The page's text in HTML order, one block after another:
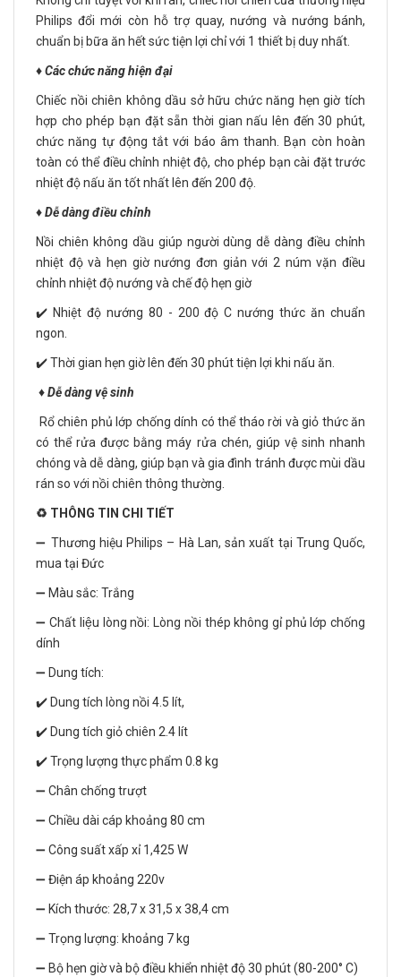
Philips đổi mới còn hỗ trợ quay, nướng và nướng bánh,
chuẩn bị bữa ăn hết sức tiện lợi chỉ với 1 thiết bị duy nhất.
♦️ Các chức năng hiện đại
Chiếc nồi chiên không dầu sở hữu chức năng hẹn giờ tích
hợp cho phép bạn đặt sẵn thời gian nấu lên đến 30 phút,
chức năng tự động tắt với báo âm thanh. Bạn còn hoàn
toàn có thể điều chỉnh nhiệt độ, cho phép bạn cài đặt trước
nhiệt độ nấu ăn tốt nhất lên đến 200 độ.
♦️ Dễ dàng điều chỉnh
Nồi chiên không dầu giúp người dùng dễ dàng điều chỉnh
nhiệt độ và hẹn giờ nướng đơn giản với 2 núm vặn điều
chỉnh nhiệt độ nướng và chế độ hẹn giờ
✔️ Nhiệt độ nướng 80 - 200 độ C nướng thức ăn chuẩn
ngon.
✔️ Thời gian hẹn giờ lên đến 30 phút tiện lợi khi nấu ăn.
♦️ Dễ dàng vệ sinh
Rổ chiên phủ lớp chống dính có thể tháo rời và giỏ thức ăn
có thể rửa được bằng máy rửa chén, giúp vệ sinh nhanh
chóng và dễ dàng, giúp bạn và gia đình tránh được mùi dầu
rán so với nồi chiên thông thường.
♻️ THÔNG TIN CHI TIẾT
➖ Thương hiệu Philips – Hà Lan, sản xuất tại Trung Quốc,
mua tại Đức
➖ Màu sắc: Trắng
➖ Chất liệu lòng nồi: Lòng nồi thép không gỉ phủ lớp chống
dính
➖ Dung tích:
✔️ Dung tích lòng nồi 4.5 lít,
✔️ Dung tích giỏ chiên 2.4 lít
✔️ Trọng lượng thực phẩm 0.8 kg
➖ Chân chống trượt
➖ Chiều dài cáp khoảng 80 cm
➖ Công suất xấp xỉ 1,425 W
➖ Điện áp khoảng 220v
➖ Kích thước: 28,7 x 31,5 x 38,4 cm
➖ Trọng lượng: khoảng 7 kg
➖ Bộ hẹn giờ và bộ điều khiển nhiệt độ 30 phút (80-200° C)